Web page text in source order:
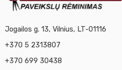
Jogailos g. 13, Vilnius, LT-01116
+370 5 2313807
+370 699 30438